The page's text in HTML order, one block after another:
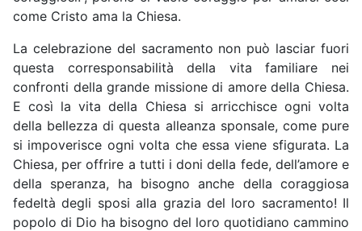
come Cristo ama la Chiesa.
La celebrazione del sacramento non può lasciar fuori
questa corresponsabilità della vita familiare nei
confronti della grande missione di amore della Chiesa.
E così la vita della Chiesa si arricchisce ogni volta
della bellezza di questa alleanza sponsale, come pure
si impoverisce ogni volta che essa viene sfigurata. La
Chiesa, per offrire a tutti i doni della fede, dell’amore e
della speranza, ha bisogno anche della coraggiosa
fedeltà degli sposi alla grazia del loro sacramento! Il
popolo di Dio ha bisogno del loro quotidiano cammino